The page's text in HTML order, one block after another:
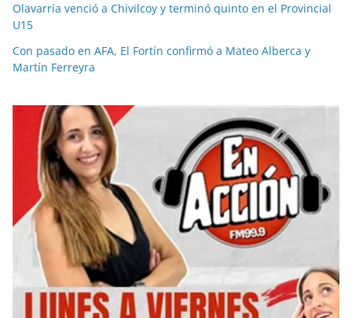
Olavarría venció a Chivilcoy y terminó quinto en el Provincial
U15
Con pasado en AFA, El Fortín confirmó a Mateo Alberca y
Martín Ferreyra